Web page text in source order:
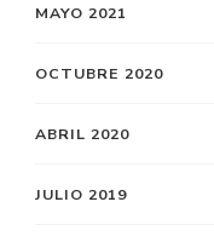
MAYO 2021
OCTUBRE 2020
ABRIL 2020
JULIO 2019